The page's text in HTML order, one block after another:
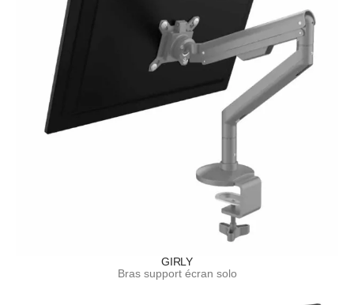
GIRLY
Bras support écran solo